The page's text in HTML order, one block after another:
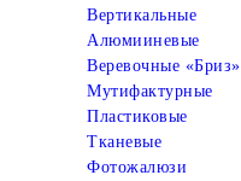
Вертикальные
Алюмииневые
Веревочные «Бриз»
Мутифактурные
Пластиковые
Тканевые
Фотожалюзи